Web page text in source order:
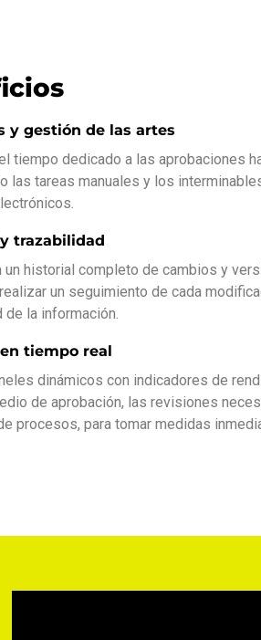
y gestión de las artes
tiempo dedicado a las aprobaciones
las tareas manuales y los
trazabilidad
un historial completo de cambios y
un seguimiento de cada
de la información.
tiempo real
dinámicos con indicadores de
de aprobación, las revisiones
procesos, para tomar medidas